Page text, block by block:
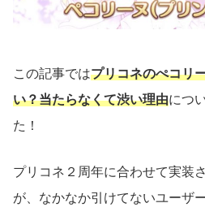
この記事ではプリコネのぺコリ
い？当たらなくて渋い理由につ
た！
プリコネ２周年に合わせて実装
が、なかなか引けてないユーザ